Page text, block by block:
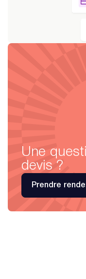
Une
devis ?
Prendre